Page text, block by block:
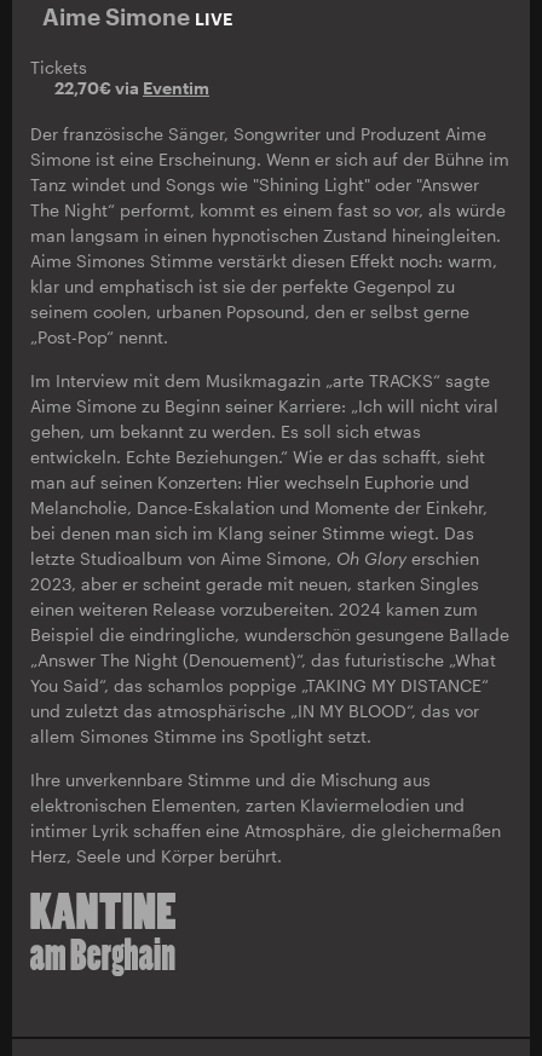
Aime Simone LIVE
Tickets
22,70€ via Eventim
Der französische Sänger, Songwriter und Produzent Aime
Simone ist eine Erscheinung. Wenn er sich auf der Bühne im
Tanz windet und Songs wie "Shining Light" oder "Answer
The Night“ performt, kommt es einem fast so vor, als würde
man langsam in einen hypnotischen Zustand hineingleiten.
Aime Simones Stimme verstärkt diesen Effekt noch: warm,
klar und emphatisch ist sie der perfekte Gegenpol zu
seinem coolen, urbanen Popsound, den er selbst gerne
„Post-Pop“ nennt.
Im Interview mit dem Musikmagazin „arte TRACKS“ sagte
Aime Simone zu Beginn seiner Karriere: „Ich will nicht viral
gehen, um bekannt zu werden. Es soll sich etwas
entwickeln. Echte Beziehungen.“ Wie er das schafft, sieht
man auf seinen Konzerten: Hier wechseln Euphorie und
Melancholie, Dance-Eskalation und Momente der Einkehr,
bei denen man sich im Klang seiner Stimme wiegt. Das
letzte Studioalbum von Aime Simone, Oh Glory erschien
2023, aber er scheint gerade mit neuen, starken Singles
einen weiteren Release vorzubereiten. 2024 kamen zum
Beispiel die eindringliche, wunderschön gesungene Ballade
„Answer The Night (Denouement)“, das futuristische „What
You Said“, das schamlos poppige „TAKING MY DISTANCE“
und zuletzt das atmosphärische „IN MY BLOOD“, das vor
allem Simones Stimme ins Spotlight setzt.
Ihre unverkennbare Stimme und die Mischung aus
elektronischen Elementen, zarten Klaviermelodien und
intimer Lyrik schaffen eine Atmosphäre, die gleichermaßen
Herz, Seele und Körper berührt.